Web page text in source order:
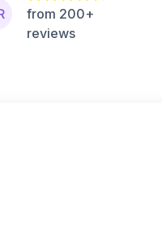
from 200+
reviews